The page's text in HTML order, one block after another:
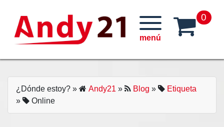
content
0
¿Dónde estoy? » Andy21 » Blog »
Etiqueta
»
Online